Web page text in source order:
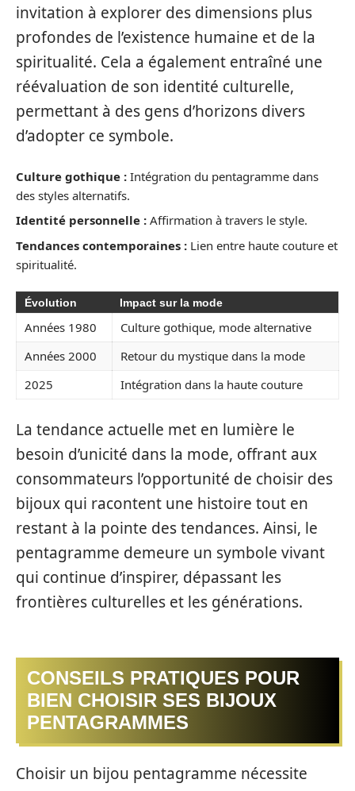
invitation à explorer des dimensions plus
profondes de l’existence humaine et de la
spiritualité. Cela a également entraîné une
réévaluation de son identité culturelle,
permettant à des gens d’horizons divers
d’adopter ce symbole.
Culture gothique : Intégration du pentagramme dans
des styles alternatifs.
Identité personnelle : Affirmation à travers le style.
Tendances contemporaines : Lien entre haute couture et
spiritualité.
Évolution Impact sur la mode
Années 1980
Culture gothique, mode alternative
Années 2000
Retour du mystique dans la mode
2025
Intégration dans la haute couture
La tendance actuelle met en lumière le
besoin d’unicité dans la mode, offrant aux
consommateurs l’opportunité de choisir des
bijoux qui racontent une histoire tout en
restant à la pointe des tendances. Ainsi, le
pentagramme demeure un symbole vivant
qui continue d’inspirer, dépassant les
frontières culturelles et les générations.
CONSEILS PRATIQUES POUR
BIEN CHOISIR SES BIJOUX
PENTAGRAMMES
Choisir un bijou pentagramme nécessite